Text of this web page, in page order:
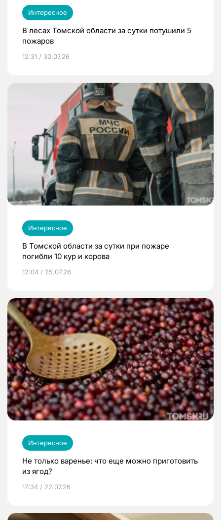
Интересное
В лесах Томской области за сутки потушили 5
пожаров
12:31 / 30.07.26
Интересное
В Томской области за сутки при пожаре
погибли 10 кур и корова
12:04 / 25.07.26
Интересное
Не только варенье: что еще можно приготовить
из ягод?
17:34 / 22.07.26